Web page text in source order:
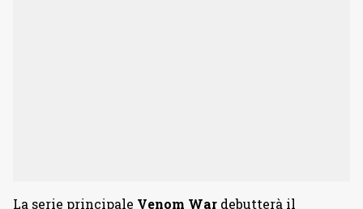
La serie principale Venom War debutterà il